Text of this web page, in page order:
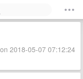
2018-05-07 07:12:24